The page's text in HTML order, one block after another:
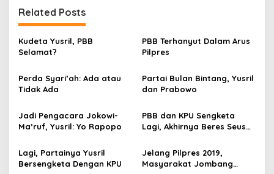
n
a
v
g
a
t
i
o
n
Related Posts
Kudeta Yusril, PBB
Selamat?
PBB Terhanyut Dalam Arus
Pilpres
Perda Syari’ah: Ada atau
Tidak Ada
Partai Bulan Bintang, Yusril
dan Prabowo
Jadi Pengacara Jokowi-
Ma’ruf, Yusril: Yo Rapopo
PBB dan KPU Sengketa
Lagi, Akhirnya Beres Seusai
Lagi, Partainya Yusril
Bersengketa Dengan KPU
Jelang Pilpres 2019,
Masyarakat Jombang